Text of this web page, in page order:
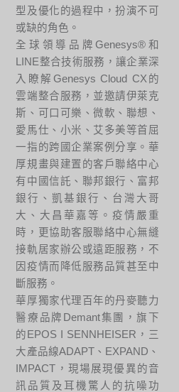
型及優化的過程中，扮演不可
或缺的角色。
全球領導品牌Genesys®和
LINE整合技術服務，讓企業深
入瞭解Genesys Cloud CX的
雲端整合服務，並邀請伊萊克
斯、可口可樂、微軟、聯想、
愛馬仕、小米、艾多美等首屈
一指的跨國企業案例分享。華
厚規畫與建置的客戶聯絡中心
有中國信託、聯邦銀行、富邦
銀行、凱基銀行、台灣大哥
大、大昌華嘉等。疫情嚴重
時，更協助客服聯絡中心無縫
接軌居家辦公或遠距服務，不
因疫情而降低服務品質甚至中
斷服務。
華厚獨家代理百年的丹麥聽力
醫療品牌Demant集團，旗下
的EPOS I SENNHEISER，三
大產品線ADAPT、EXPAND、
IMPACT，現場展現優異的音
訊品質及耳機驚人的抗噪功